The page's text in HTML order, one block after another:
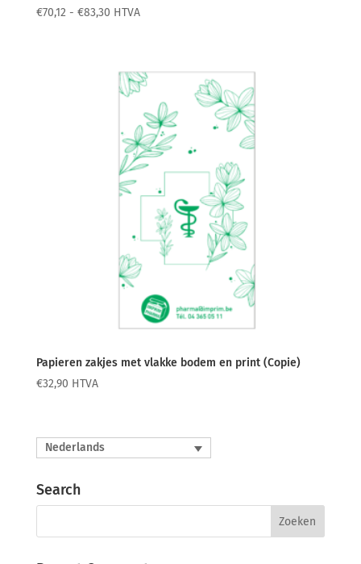
€70,12 - €83,30Prijsklasse:
HTVA
Papieren zakjes met vlakke bodem en print (Copie)
€32,90 HTVA
Nederlands
Search